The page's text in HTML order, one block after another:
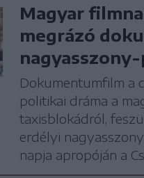
Magyar
megrázó
Dokumentumfilm a
politikai dráma a
taxisblokádról,
erdélyi
napja apropóján a